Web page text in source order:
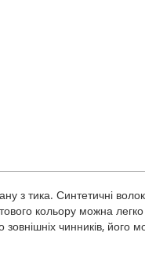
з тика. Синтетичні
кольору можна
зовнішніх чинників,